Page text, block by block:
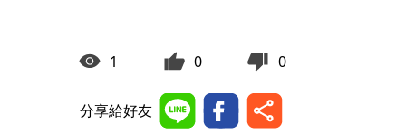
1 0 0
分享給好友